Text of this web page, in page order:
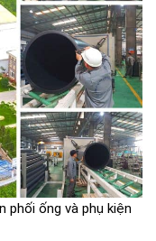
phối ống và phụ kiện